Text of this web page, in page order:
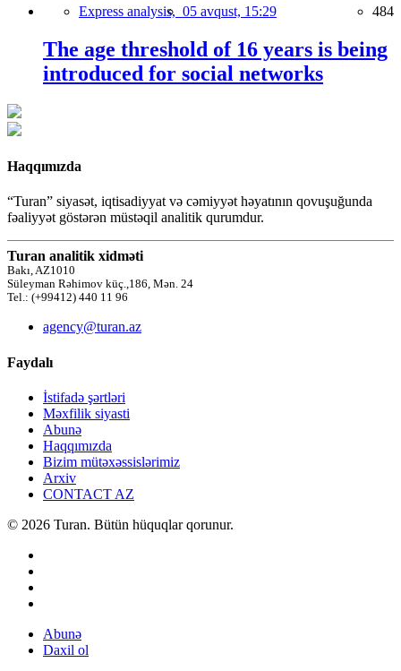
Express analysis, 05 avqust, 15:29 484
The age threshold of 16 years is being
introduced for social networks
Haqqımızda
“Turan” siyasət, iqtisadiyyat və cəmiyyət həyatının qovuşuğunda
fəaliyyət göstərən müstəqil analitik qurumdur.
Turan analitik xidməti
Bakı, AZ1010
Süleyman Rəhimov küç.,186, Mən. 24
Tel.: (+99412) 440 11 96
agency@turan.az
Faydalı
İstifadə şərtləri
Məxfilik siyasti
Abunə
Haqqımızda
Bizim mütəxəssislərimiz
Arxiv
CONTACT AZ
© 2026 Turan. Bütün hüquqlar qorunur.
Abunə
Daxil ol